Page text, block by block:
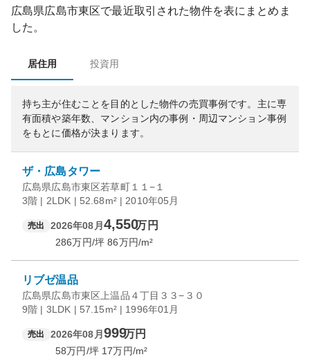
広島県広島市東区で最近取引された物件を表にまとめま
した。
居住用 投資用
持ち主が住むことを目的とした物件の売買事例です。 主に専
有面積や築年数、マンション内の事例・周辺マンション事例
をもとに価格が決まります。
ザ・広島タワー
広島県広島市東区若草町１１−１
3階 | 2LDK | 52.68m² | 2010年05月
売出 2026年08月 4,550万円
286万円/坪 86万円/m²
リブゼ温品
広島県広島市東区上温品４丁目３３−３０
9階 | 3LDK | 57.15m² | 1996年01月
売出 2026年08月 999万円
58万円/坪 17万円/m²